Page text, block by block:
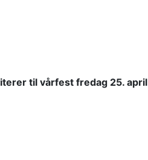
til vårfest fredag 25. april